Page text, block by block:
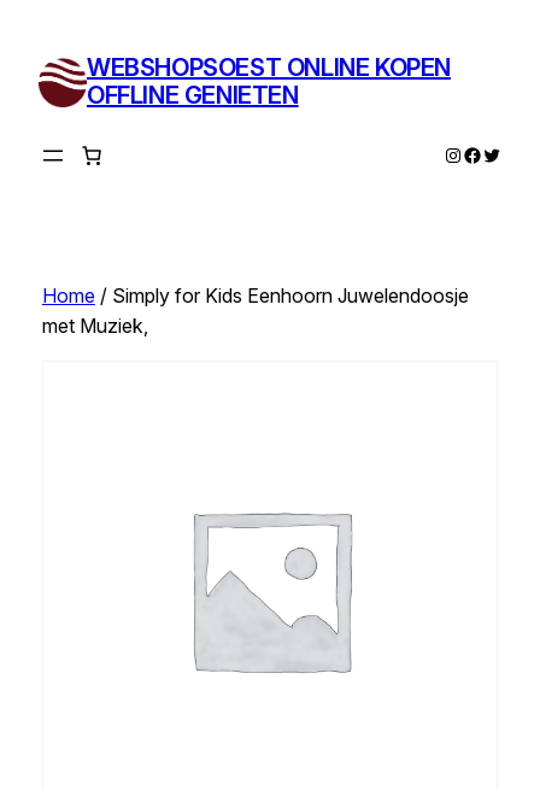
inhoud
WEBSHOPSOEST ONLINE KOPEN
OFFLINE GENIETEN
Instagram
Twitter
Home/ Simply for Kids Eenhoorn Juwelendoosje
met Muziek,